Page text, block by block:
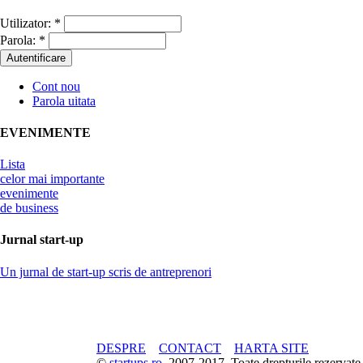
Utilizator: *
Parola: *
Cont nou
Parola uitata
EVENIMENTE
Lista
celor mai importante
evenimente
de business
Jurnal start-up
Un jurnal de start-up scris de antreprenori
DESPRE CONTACT
HARTA SITE